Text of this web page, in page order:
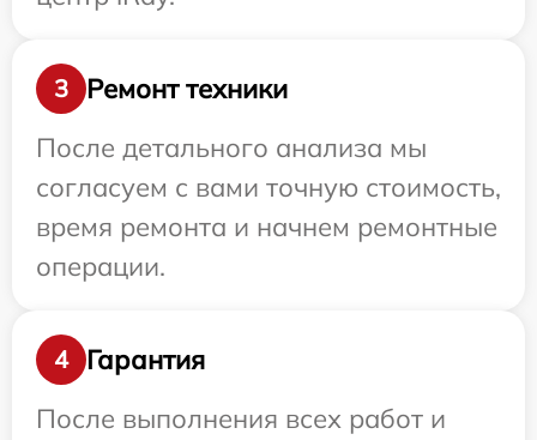
3
Ремонт техники
После детального анализа мы
согласуем с вами точную стоимость,
время ремонта и начнем ремонтные
операции.
4
Гарантия
После выполнения всех работ и